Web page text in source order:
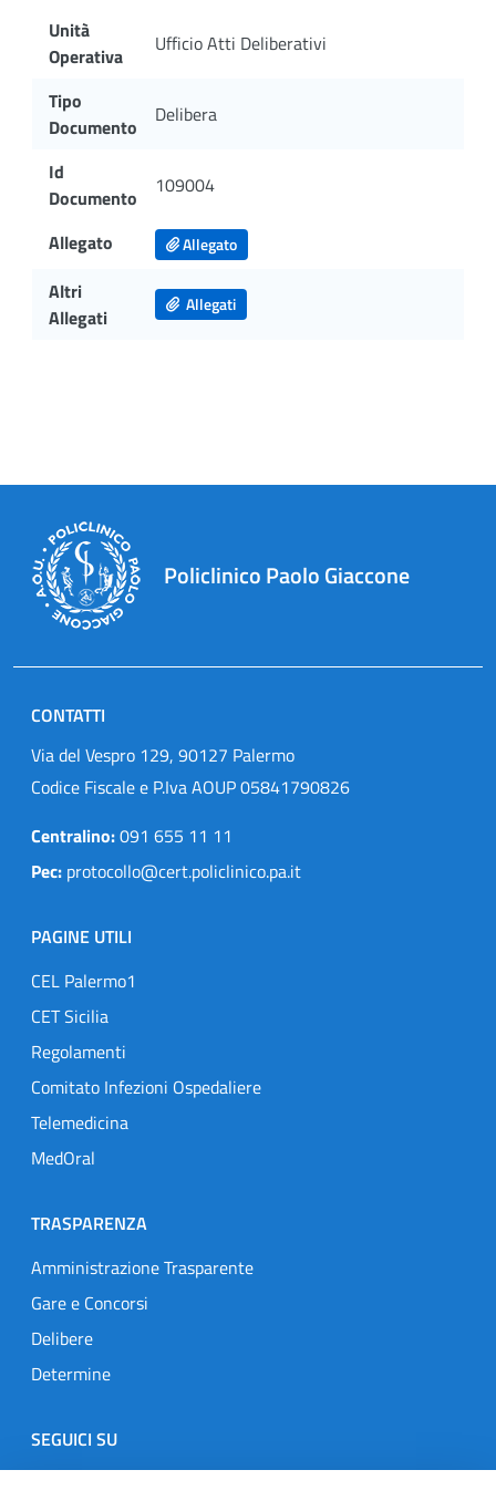
Unità
Operativa
Ufficio Atti Deliberativi
Tipo
Documento
Delibera
Id
Documento
109004
Allegato Allegato
Altri
Allegati
Allegati
Policlinico Paolo Giaccone
CONTATTI
Via del Vespro 129, 90127 Palermo
Codice Fiscale e P.Iva AOUP 05841790826
Centralino:091 655 11 11
Pec: protocollo@cert.policlinico.pa.it
PAGINE UTILI
CEL Palermo1
CET Sicilia
Regolamenti
Comitato Infezioni Ospedaliere
Telemedicina
MedOral
TRASPARENZA
Amministrazione Trasparente
Gare e Concorsi
Delibere
Determine
SEGUICI SU
Designers Italia
TwitterInstagramYoutubeLinkedin